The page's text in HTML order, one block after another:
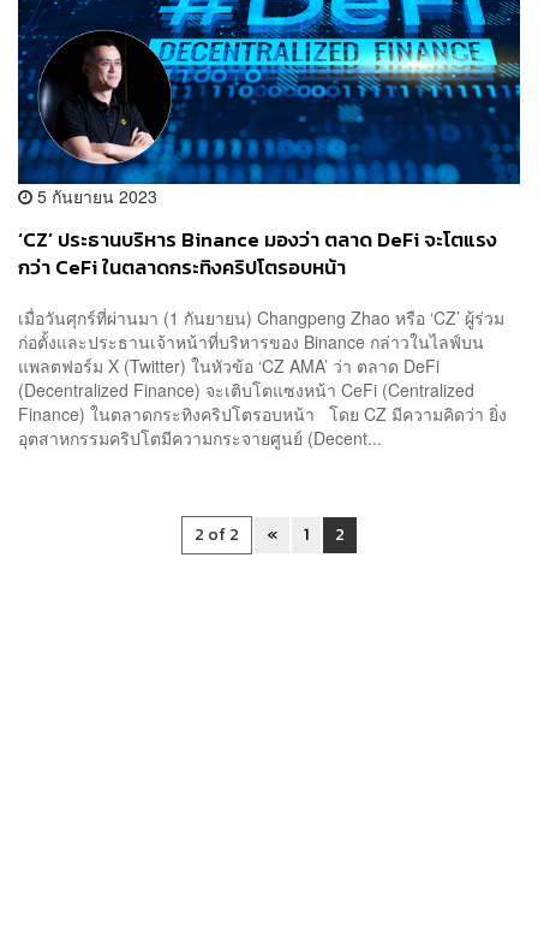
5 กันยายน 2023
‘CZ’ ประธานบริหาร Binance มองว่า ตลาด DeFi จะโตแรง
กว่า CeFi ในตลาดกระทิงคริปโตรอบหน้า
เมื่อวันศุกร์ที่ผ่านมา (1 กันยายน) Changpeng Zhao หรือ ‘CZ’ ผู้ร่วม
ก่อตั้งและประธานเจ้าหน้าที่บริหารของ Binance กล่าวในไลฟ์บน
แพลตฟอร์ม X (Twitter) ในหัวข้อ ‘CZ AMA’ ว่า ตลาด DeFi
(Decentralized Finance) จะเติบโตแซงหน้า CeFi (Centralized
Finance) ในตลาดกระทิงคริปโตรอบหน้า โดย CZ มีความคิดว่า ยิ่ง
อุตสาหกรรมคริปโตมีความกระจายศูนย์ (Decent...
2 of 2 « 1 2